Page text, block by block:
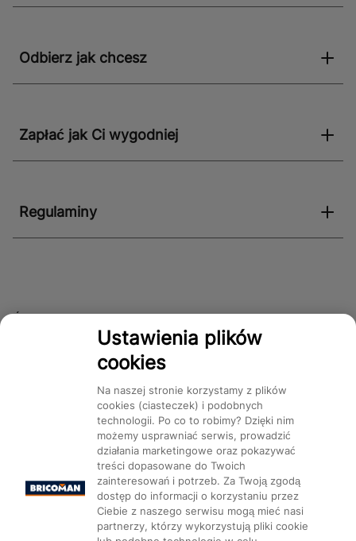
Odbierz jak chcesz
Zapłać jak Ci wygodniej
Regulaminy
Śledź nas!
Mapa Strony: Kategorie Produkty Marki CMS
Ustawienia plików
cookies
Na naszej stronie korzystamy z plików
cookies (ciasteczek) i podobnych
technologii. Po co to robimy? Dzięki nim
możemy usprawniać serwis, prowadzić
działania marketingowe oraz pokazywać
treści dopasowane do Twoich
zainteresowań i potrzeb. Za Twoją zgodą
dostęp do informacji o korzystaniu przez
Ciebie z naszego serwisu mogą mieć nasi
partnerzy, którzy wykorzystują pliki cookie